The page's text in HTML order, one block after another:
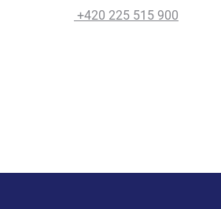
+420 225 515 900